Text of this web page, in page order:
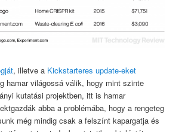
, illetve a Kickstarteres update-eket
hamar világossá válik, hogy mint szinte
kutatási projektben, itt is hamar
abba a problémába, hogy a rengeteg
még mindig csak a felszínt kapargatja és